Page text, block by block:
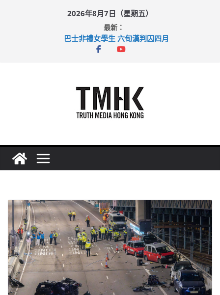
2026年8月7日（星期五）
最新：
巴士非禮女學生 六旬漢判囚四月
涉造假公屋富戶申報表 倉管員准保釋候訊